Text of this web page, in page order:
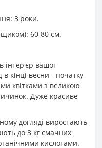
3 роки.
60-80 см.
інтер'єр вашої
кінці весни - початку
квітками з великою
Дуже красиве
догляді виростають
до 3 кг смачних
кислотами.